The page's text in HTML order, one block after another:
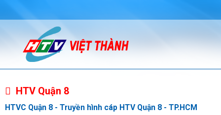
HTV Quận 8
HTVC Quận 8 - Truyền hình cáp HTV Quận 8 - TP.HCM